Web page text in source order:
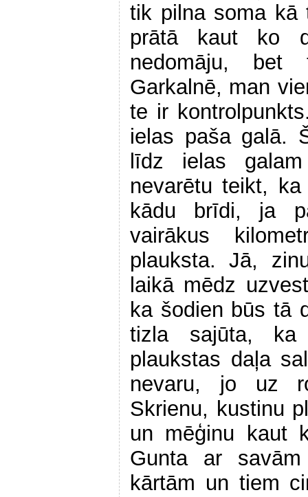
tik pilna soma kā
prātā kaut ko
nedomāju, bet
Garkalnē, man
te ir
ielas paša galā.
līdz ielas
nevarētu teikt,
kādu brīdi, ja
vairākus
plauksta. Jā,
laikā mēdz
ka šodien būs tā
tizla sajūta,
plaukstas daļa
nevaru, jo uz
Skrienu, kustinu
un mēģinu kaut
Gunta ar
kārtām un tiem